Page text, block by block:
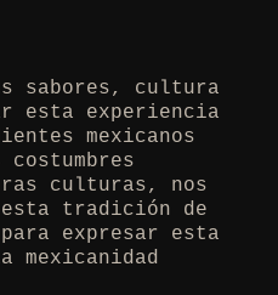
sabores, cultura
esta experiencia
mexicanos
culturas, nos
esta tradición de
expresar esta